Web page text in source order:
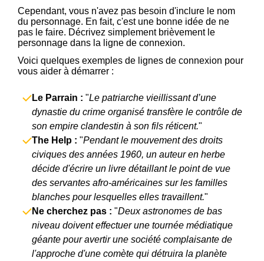
Cependant, vous n'avez pas besoin d'inclure le nom
du personnage. En fait, c'est une bonne idée de ne
pas le faire. Décrivez simplement brièvement le
personnage dans la ligne de connexion.
Voici quelques exemples de lignes de connexion pour
vous aider à démarrer :
Le Parrain : "Le patriarche vieillissant d’une
dynastie du crime organisé transfère le contrôle de
son empire clandestin à son fils réticent."
The Help : "Pendant le mouvement des droits
civiques des années 1960, un auteur en herbe
décide d'écrire un livre détaillant le point de vue
des servantes afro-américaines sur les familles
blanches pour lesquelles elles travaillent."
Ne cherchez pas : "Deux astronomes de bas
niveau doivent effectuer une tournée médiatique
géante pour avertir une société complaisante de
l'approche d'une comète qui détruira la planète